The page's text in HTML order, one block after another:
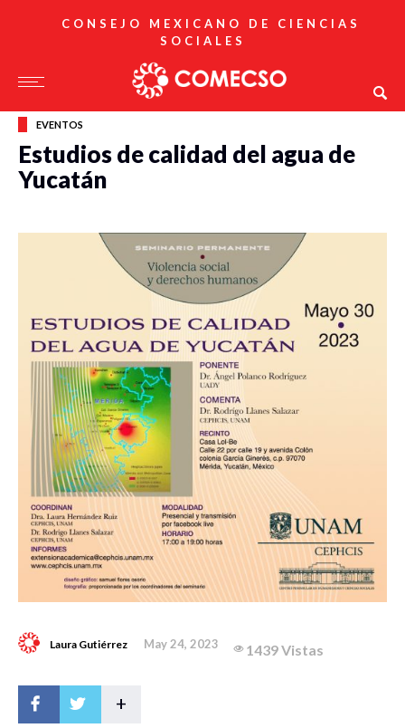
CONSEJO MEXICANO DE CIENCIAS
SOCIALES
EVENTOS
Estudios de calidad del agua de
Yucatán
Laura Gutiérrez May 24, 2023 1439 Vistas
+